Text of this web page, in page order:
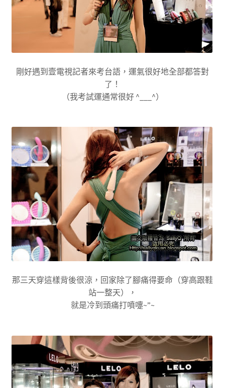
剛好遇到壹電視記者來考台語，運氣很好地全部都答對
了！
（我考試運通常很好 ^___^）
那三天穿這樣背後很涼，回家除了腳痛得要命（穿高跟鞋
站一整天），
就是冷到頭痛打噴嚏~”~